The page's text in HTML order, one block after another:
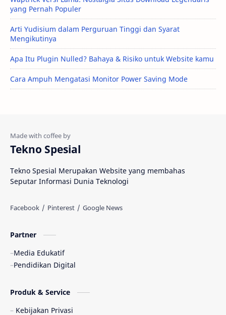
yang Pernah Populer
Arti Yudisium dalam Perguruan Tinggi dan Syarat
Mengikutinya
Apa Itu Plugin Nulled? Bahaya & Risiko untuk Website kamu
Cara Ampuh Mengatasi Monitor Power Saving Mode
Tekno Spesial
Tekno Spesial Merupakan Website yang membahas
Seputar Informasi Dunia Teknologi
Partner
Media Edukatif
Pendidikan Digital
Produk & Service
Kebijakan Privasi